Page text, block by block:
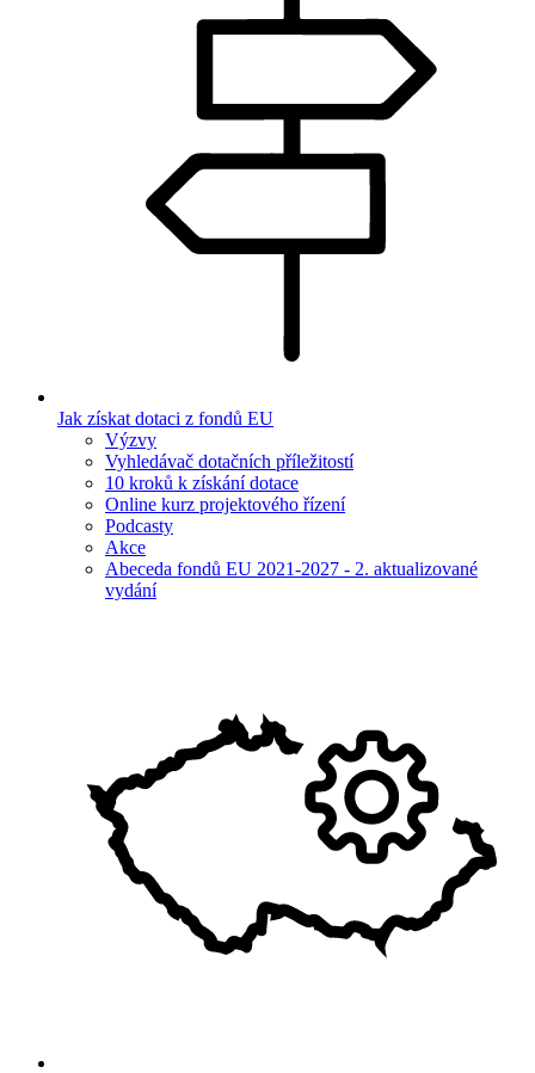
Jak získat dotaci z fondů EU
Výzvy
Vyhledávač dotačních příležitostí
10 kroků k získání dotace
Online kurz projektového řízení
Podcasty
Akce
Abeceda fondů EU 2021-2027 - 2. aktualizované
vydání